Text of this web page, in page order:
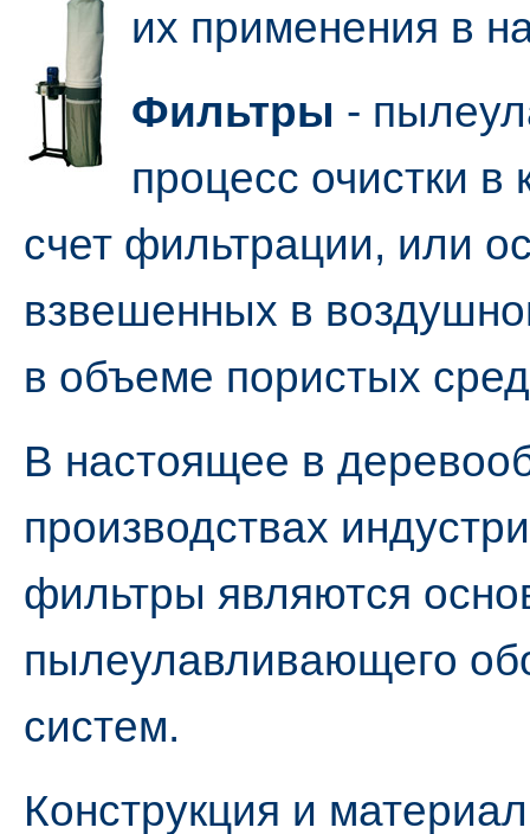
их применения в
Фильтры -
процесс очистки в
счет фильтрации, или
взвешенных в
в объеме пористых
В настоящее в
производствах
фильтры являются
пылеулавливающего
систем.
Конструкция и